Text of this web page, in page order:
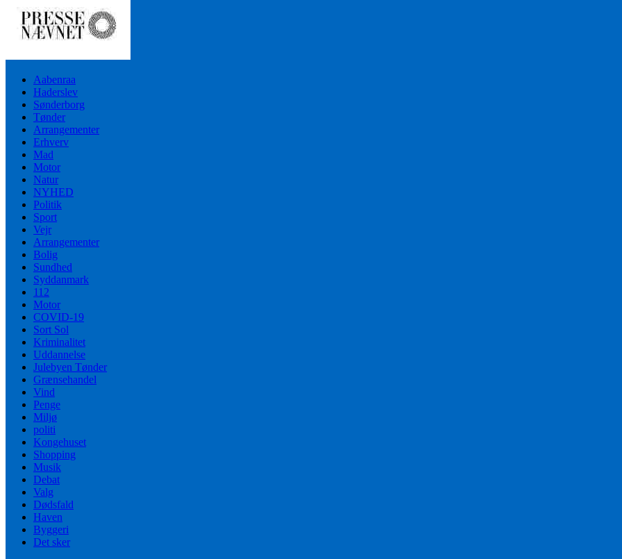
Aabenraa
Haderslev
Sønderborg
Tønder
Arrangementer
Erhverv
Mad
Motor
Natur
NYHED
Politik
Sport
Vejr
Arrangementer
Bolig
Sundhed
Syddanmark
112
Motor
COVID-19
Sort Sol
Kriminalitet
Uddannelse
Julebyen Tønder
Grænsehandel
Vind
Penge
Miljø
politi
Kongehuset
Shopping
Musik
Debat
Valg
Dødsfald
Haven
Byggeri
Det sker